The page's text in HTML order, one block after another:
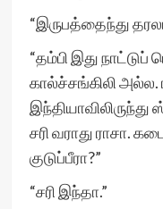
“இருபத்தைந்து
“தம்பி இது
கால்ச்சங்கிலி அல்ல.
சரி வராது ராசா.
குடுப்பீரா?”
“சரி இந்தா.”